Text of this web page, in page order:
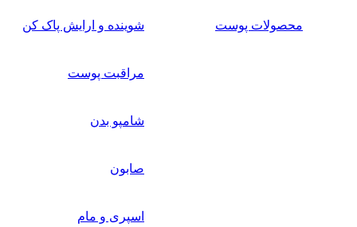
محصولات پوست شوینده و ارایش پاک کن
مراقبت پوست
شامپو بدن
صابون
اسپری و مام